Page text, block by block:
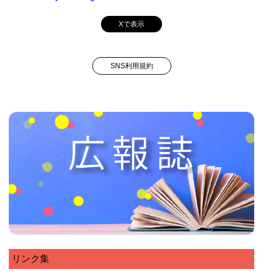
Xで表示
SNS利用規約
リンク集